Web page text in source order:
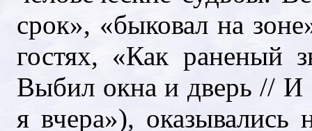
срок», «быковал на
гостях, «Как раненый
Выбил окна и дверь // И
я вчера»),